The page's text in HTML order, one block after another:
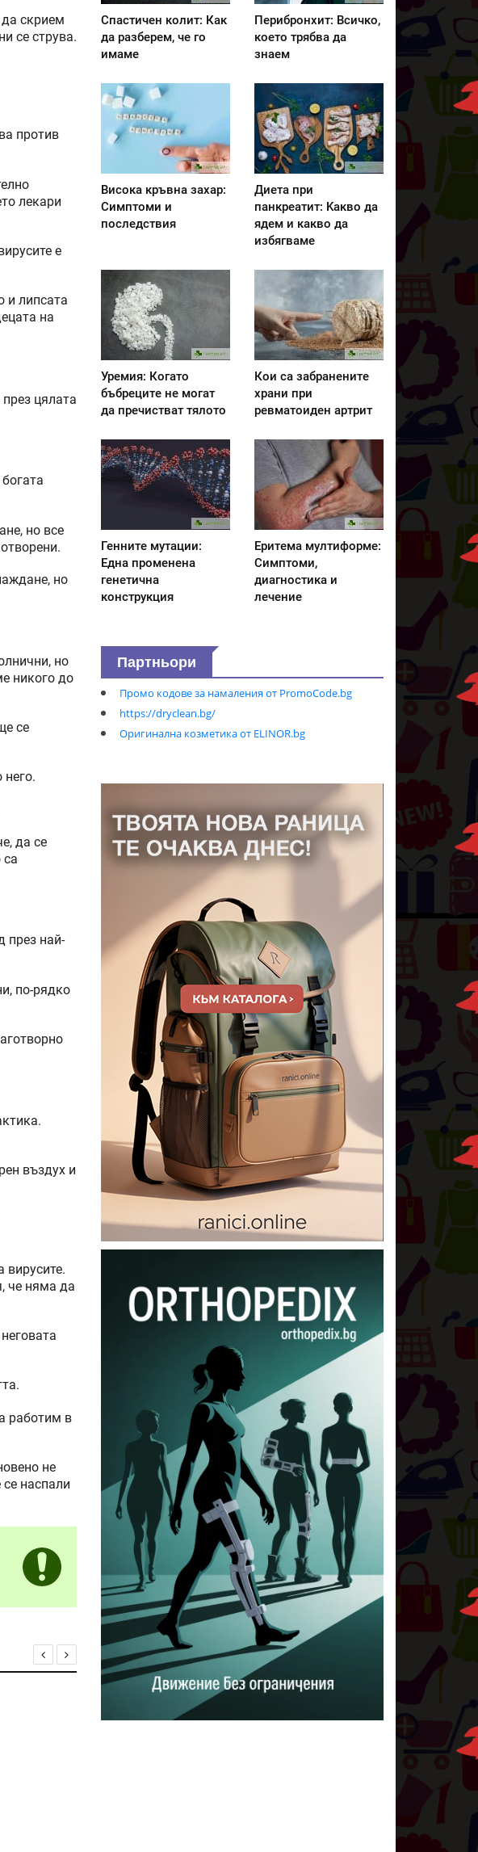
да скрием
се струва.
против
лекари
е
и липсата
на
цялата
но все
но
но
никого до
се
да се
са
през най-
по-рядко
въздух и
вирусите.
че няма да
работим в
не
наспали
Спастичен колит: Как
да разберем, че го
имаме
Перибронхит: Всичко,
което трябва да
знаем
Висока кръвна захар:
Симптоми и
последствия
Диета при
панкреатит: Kакво да
ядем и какво да
избягваме
Уремия: Когато
бъбреците не могат
да пречистват тялото
Кои са забранените
храни при
ревматоиден артрит
Генните мутации:
Една променена
генетична
конструкция
Еритема мултиформе:
Симптоми,
диагностика и
лечение
Партньори
Промо кодове за намаления от PromoCode.bg
https://dryclean.bg/
Оригинална козметика от ELINOR.bg